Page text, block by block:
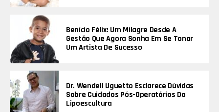
Benício Félix: Um Milagre Desde A
Gestão Que Agora Sonha Em Se Tonar
Um Artista De Sucesso
Dr. Wendell Uguetto Esclarece Dúvidas
Sobre Cuidados Pós-Operatórios Da
Lipoescultura